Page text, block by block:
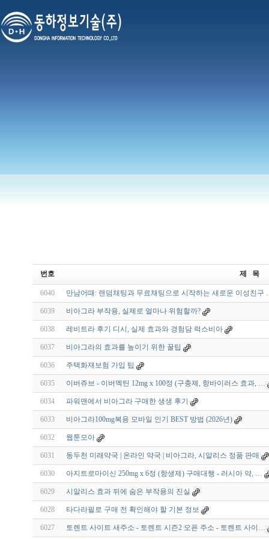
번호 제 목
6040 만남어때: 랜덤채팅과 무료채팅으로 시작하는 새로운 이성친구
6039 비아그라 부작용, 실제로 얼마나 위험할까?
6038 레비트라 후기 디시, 실제 효과와 경험담 럭스비아
6037 비아그라의 효과를 높이기 위한 꿀팁
6036 주택화재보험 가입 팁
6035 이버쥬브 - 이버멕틴 12mg x 100정 (구충제, 항바이러스 효과, …
6034 파워맨에서 비아그라 구매한 생생 후기
6033 비아그라100mg복용 모바일 인기 BEST 방법 (2026년)
6032 웹툰모아
6031 동두천 미래약국 | 온라인 약국 | 비아그라, 시알리스 정품 판매
6030 아지트로마이신 250mg x 6정 (항생제) 구매대행 - 러시아 약, …
6029 시알리스 효과 뒤에 숨은 부작용의 진실
6028 타다라필로 구매 전 확인해야 할 기본 정보
6027 토렌트 사이트 새주소 - 토렌트 시즌2 오픈 주소 - 토렌트 사이…